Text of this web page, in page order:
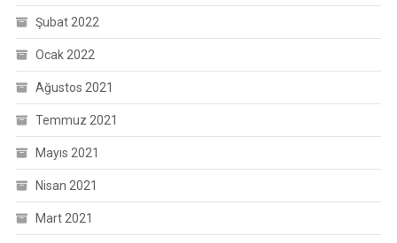
Şubat 2022
Ocak 2022
Ağustos 2021
Temmuz 2021
Mayıs 2021
Nisan 2021
Mart 2021